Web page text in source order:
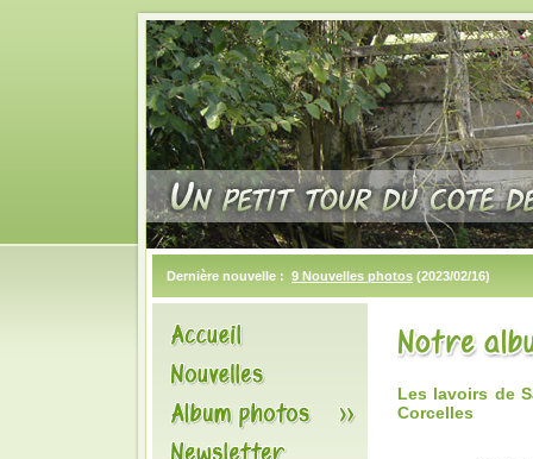
Dernière nouvelle : 9 Nouvelles photos (2023/02/16)
Les lavoirs de
Corcelles